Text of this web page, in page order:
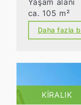
ca. 105 m²
Daha fazla
KIRALIK